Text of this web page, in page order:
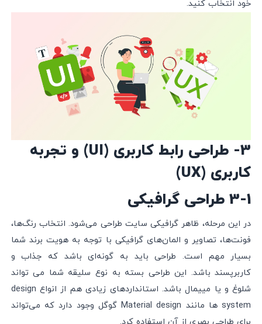
خود انتخاب کنید.
3- طراحی رابط کاربری (UI) و تجربه
کاربری (UX)
3-1 طراحی گرافیکی
در این مرحله، ظاهر گرافیکی سایت طراحی می‌شود. انتخاب رنگ‌ها،
فونت‌ها، تصاویر و المان‌های گرافیکی با توجه به هویت برند شما
بسیار مهم است. طراحی باید به گونه‌ای باشد که جذاب و
کاربرپسند باشد. این طراحی بسته به نوع سلیقه شما می تواند
شلوغ و یا مییمال باشد. استانداردهای زیادی هم از انواع design
system‌ ها مانند Material design گوگل وجود دارد که می‌تواند